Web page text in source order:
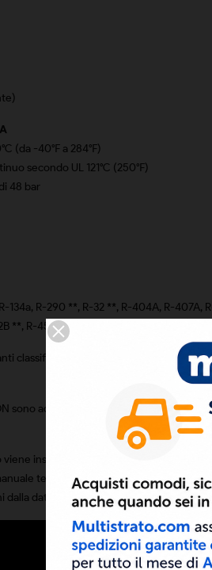
(da -40°F a 284°F)
secondo UL 121°C (250°F)
48 bar
134a, R-290 **, R-32 **, R-404A, R-
**, R-452C, R-454A **, R-454B **,R-
classificati come standard A2L
sono adatti per refrigeranti R-717, R-723,
viene installato in maniera professionale
tecnico, la Conex Universal Ltd.
dalla data del primo acquisto da parte